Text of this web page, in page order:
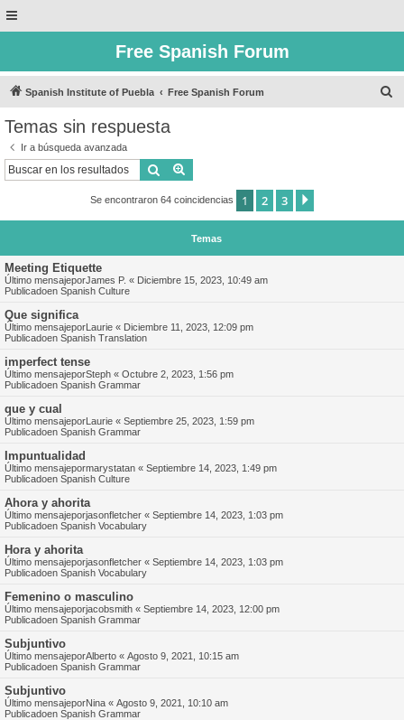
Free Spanish Forum
Spanish Institute of Puebla Free Spanish Forum
Temas sin respuesta
Ir a búsqueda avanzada
Buscar
Se encontraron 64 coincidencias 1 2 3
Temas
Meeting Etiquette
Último mensajeporJames P. « Diciembre 15, 2023, 10:49 am
Publicadoen Spanish Culture
Que significa
Último mensajeporLaurie « Diciembre 11, 2023, 12:09 pm
Publicadoen Spanish Translation
imperfect tense
Último mensajeporSteph « Octubre 2, 2023, 1:56 pm
Publicadoen Spanish Grammar
que y cual
Último mensajeporLaurie « Septiembre 25, 2023, 1:59 pm
Publicadoen Spanish Grammar
Impuntualidad
Último mensajepormarystatan « Septiembre 14, 2023, 1:49 pm
Publicadoen Spanish Culture
Ahora y ahorita
Último mensajeporjasonfletcher « Septiembre 14, 2023, 1:03 pm
Publicadoen Spanish Vocabulary
Hora y ahorita
Último mensajeporjasonfletcher « Septiembre 14, 2023, 1:03 pm
Publicadoen Spanish Vocabulary
Femenino o masculino
Último mensajeporjacobsmith « Septiembre 14, 2023, 12:00 pm
Publicadoen Spanish Grammar
Subjuntivo
Último mensajeporAlberto « Agosto 9, 2021, 10:15 am
Publicadoen Spanish Grammar
Subjuntivo
Último mensajeporNina « Agosto 9, 2021, 10:10 am
Publicadoen Spanish Grammar